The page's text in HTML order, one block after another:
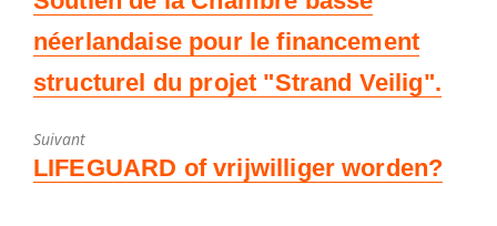
précédent
:néerlandaise pour le financement
structurel du projet "Strand Veilig".
Suivant
Article
suivant
LIFEGUARD of vrijwilliger worden?